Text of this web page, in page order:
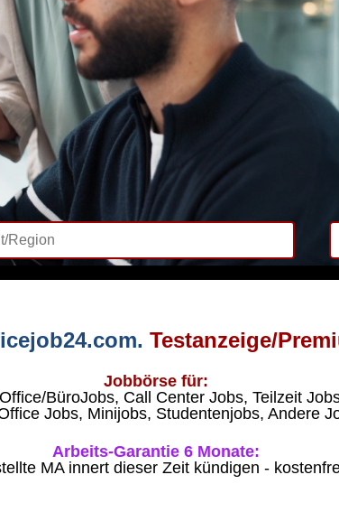
Testanzeige/
Jobbörse für:
BüroJobs, Call Center Jobs, Teilzeit
Jobs, Minijobs, Studentenjobs, Andere
Arbeits-Garantie 6 Monate:
MA innert dieser Zeit kündigen -